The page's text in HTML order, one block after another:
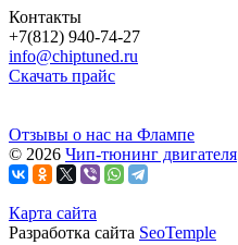
Контакты
+7(812) 940-74-27
info@chiptuned.ru
Скачать прайс
Отзывы о нас на Флампе
© 2026 Чип-тюнинг двигателя
Карта сайта
Разработка сайта SeoTemple